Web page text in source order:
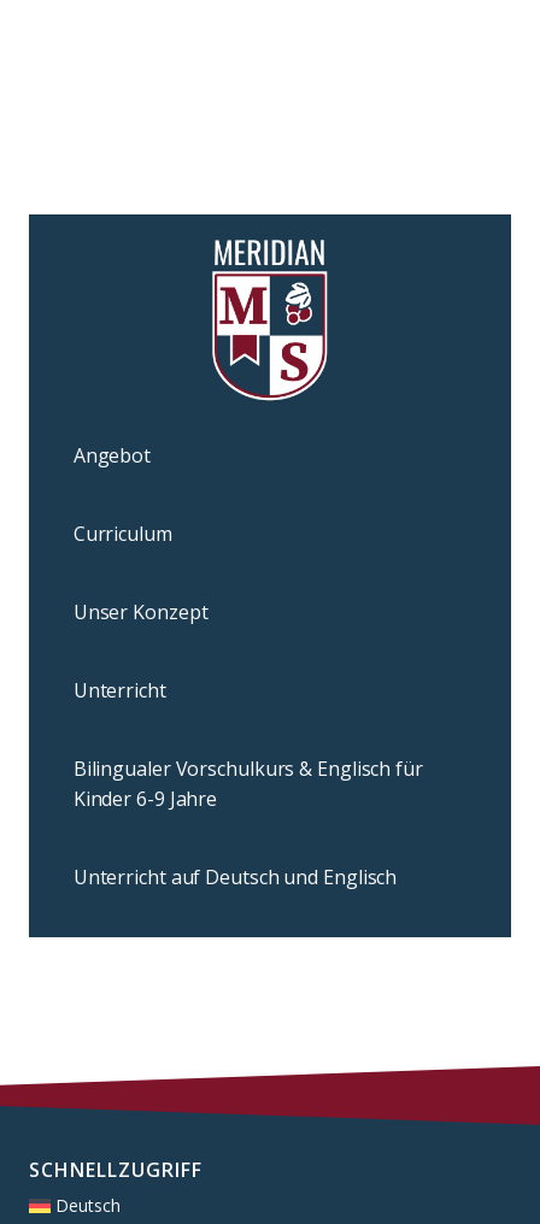
Angebot
Curriculum
Unser Konzept
Unterricht
Bilingualer Vorschulkurs & Englisch für
Kinder 6-9 Jahre
Unterricht auf Deutsch und Englisch
SCHNELLZUGRIFF
Deutsch